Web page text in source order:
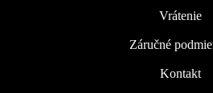
Vrátenie
Záručné
Kontakt